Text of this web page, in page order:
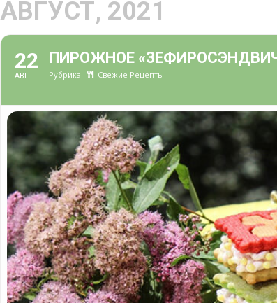
АВГУСТ, 2021
22
АВГ
ПИРОЖНОЕ
Рубрика: Свежие Рецепты